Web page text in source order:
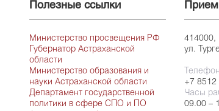
Полезные ссылки
Министерство просвещения РФ
Губернатор Астраханской
области
Министерство образования и
науки Астраханской области
Департамент государственной
политики в сфере СПО и ПО
414000,
ул.
+7 8512
Часы
09.00 –